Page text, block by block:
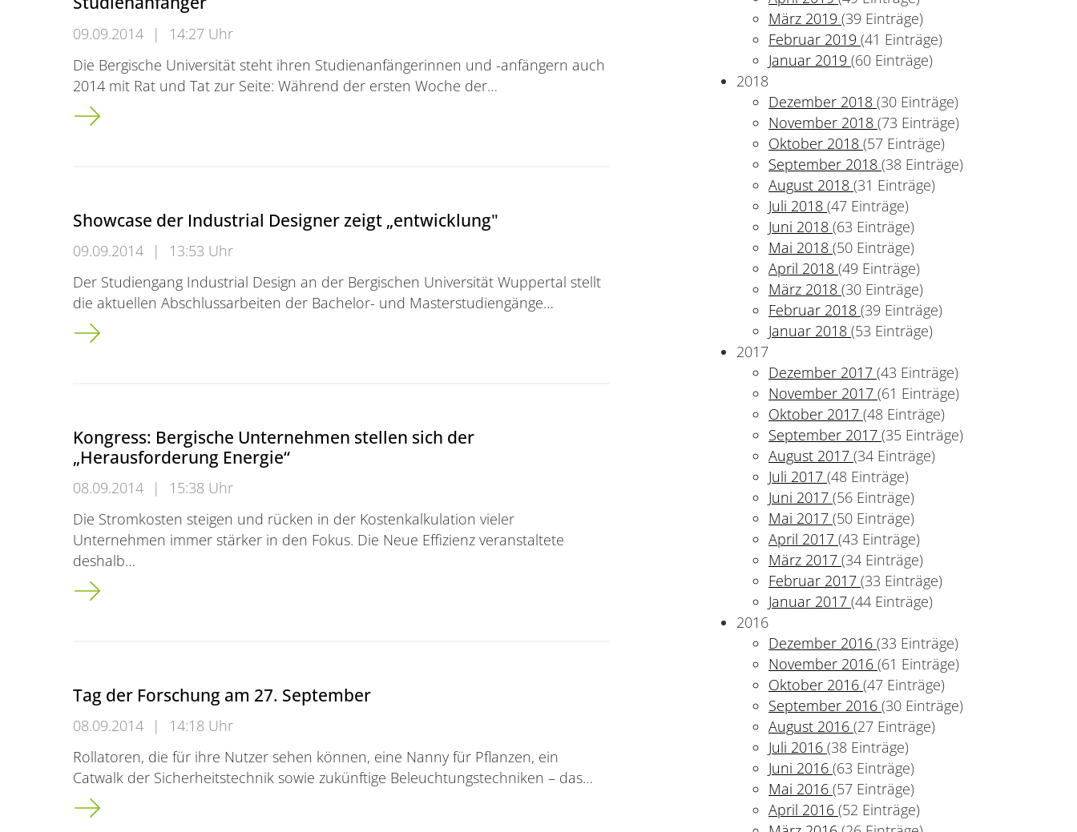
09.09.2014 |
14:27 Uhr
Die Bergische Universität steht ihren Studienanfängerinnen und -anfängern auch
2014 mit Rat und Tat zur Seite: Während der ersten Woche der…
Uni startet ins Wintersemester:<br />Einführungswoche für Studienanfänger
Showcase der Industrial Designer zeigt „entwicklung"
09.09.2014 |
13:53 Uhr
Der Studiengang Industrial Design an der Bergischen Universität Wuppertal stellt
die aktuellen Abschlussarbeiten der Bachelor- und Masterstudiengänge…
Showcase der Industrial Designer zeigt „entwicklung"
Kongress: Bergische Unternehmen stellen sich der
„Herausforderung Energie“
08.09.2014 |
15:38 Uhr
Die Stromkosten steigen und rücken in der Kostenkalkulation vieler
Unternehmen immer stärker in den Fokus. Die Neue Effizienz veranstaltete
deshalb…
Kongress: Bergische Unternehmen stellen sich der „Herausforderung Energie“
Tag der Forschung am 27. September
08.09.2014 |
14:18 Uhr
Rollatoren, die für ihre Nutzer sehen können, eine Nanny für Pflanzen, ein
Catwalk der Sicherheitstechnik sowie zukünftige Beleuchtungstechniken – das…
Tag der Forschung am 27. September
März 2019(39 Einträge)
Februar 2019(41 Einträge)
Januar 2019(60 Einträge)
2018
Dezember 2018(30 Einträge)
November 2018(73 Einträge)
Oktober 2018(57 Einträge)
September 2018(38 Einträge)
August 2018(31 Einträge)
Juli 2018(47 Einträge)
Juni 2018(63 Einträge)
Mai 2018(50 Einträge)
April 2018(49 Einträge)
März 2018(30 Einträge)
Februar 2018(39 Einträge)
Januar 2018(53 Einträge)
2017
Dezember 2017(43 Einträge)
November 2017(61 Einträge)
Oktober 2017(48 Einträge)
September 2017(35 Einträge)
August 2017(34 Einträge)
Juli 2017(48 Einträge)
Juni 2017(56 Einträge)
Mai 2017(50 Einträge)
April 2017(43 Einträge)
März 2017(34 Einträge)
Februar 2017(33 Einträge)
Januar 2017(44 Einträge)
2016
Dezember 2016(33 Einträge)
November 2016(61 Einträge)
Oktober 2016(47 Einträge)
September 2016(30 Einträge)
August 2016(27 Einträge)
Juli 2016(38 Einträge)
Juni 2016(63 Einträge)
Mai 2016(57 Einträge)
April 2016(52 Einträge)